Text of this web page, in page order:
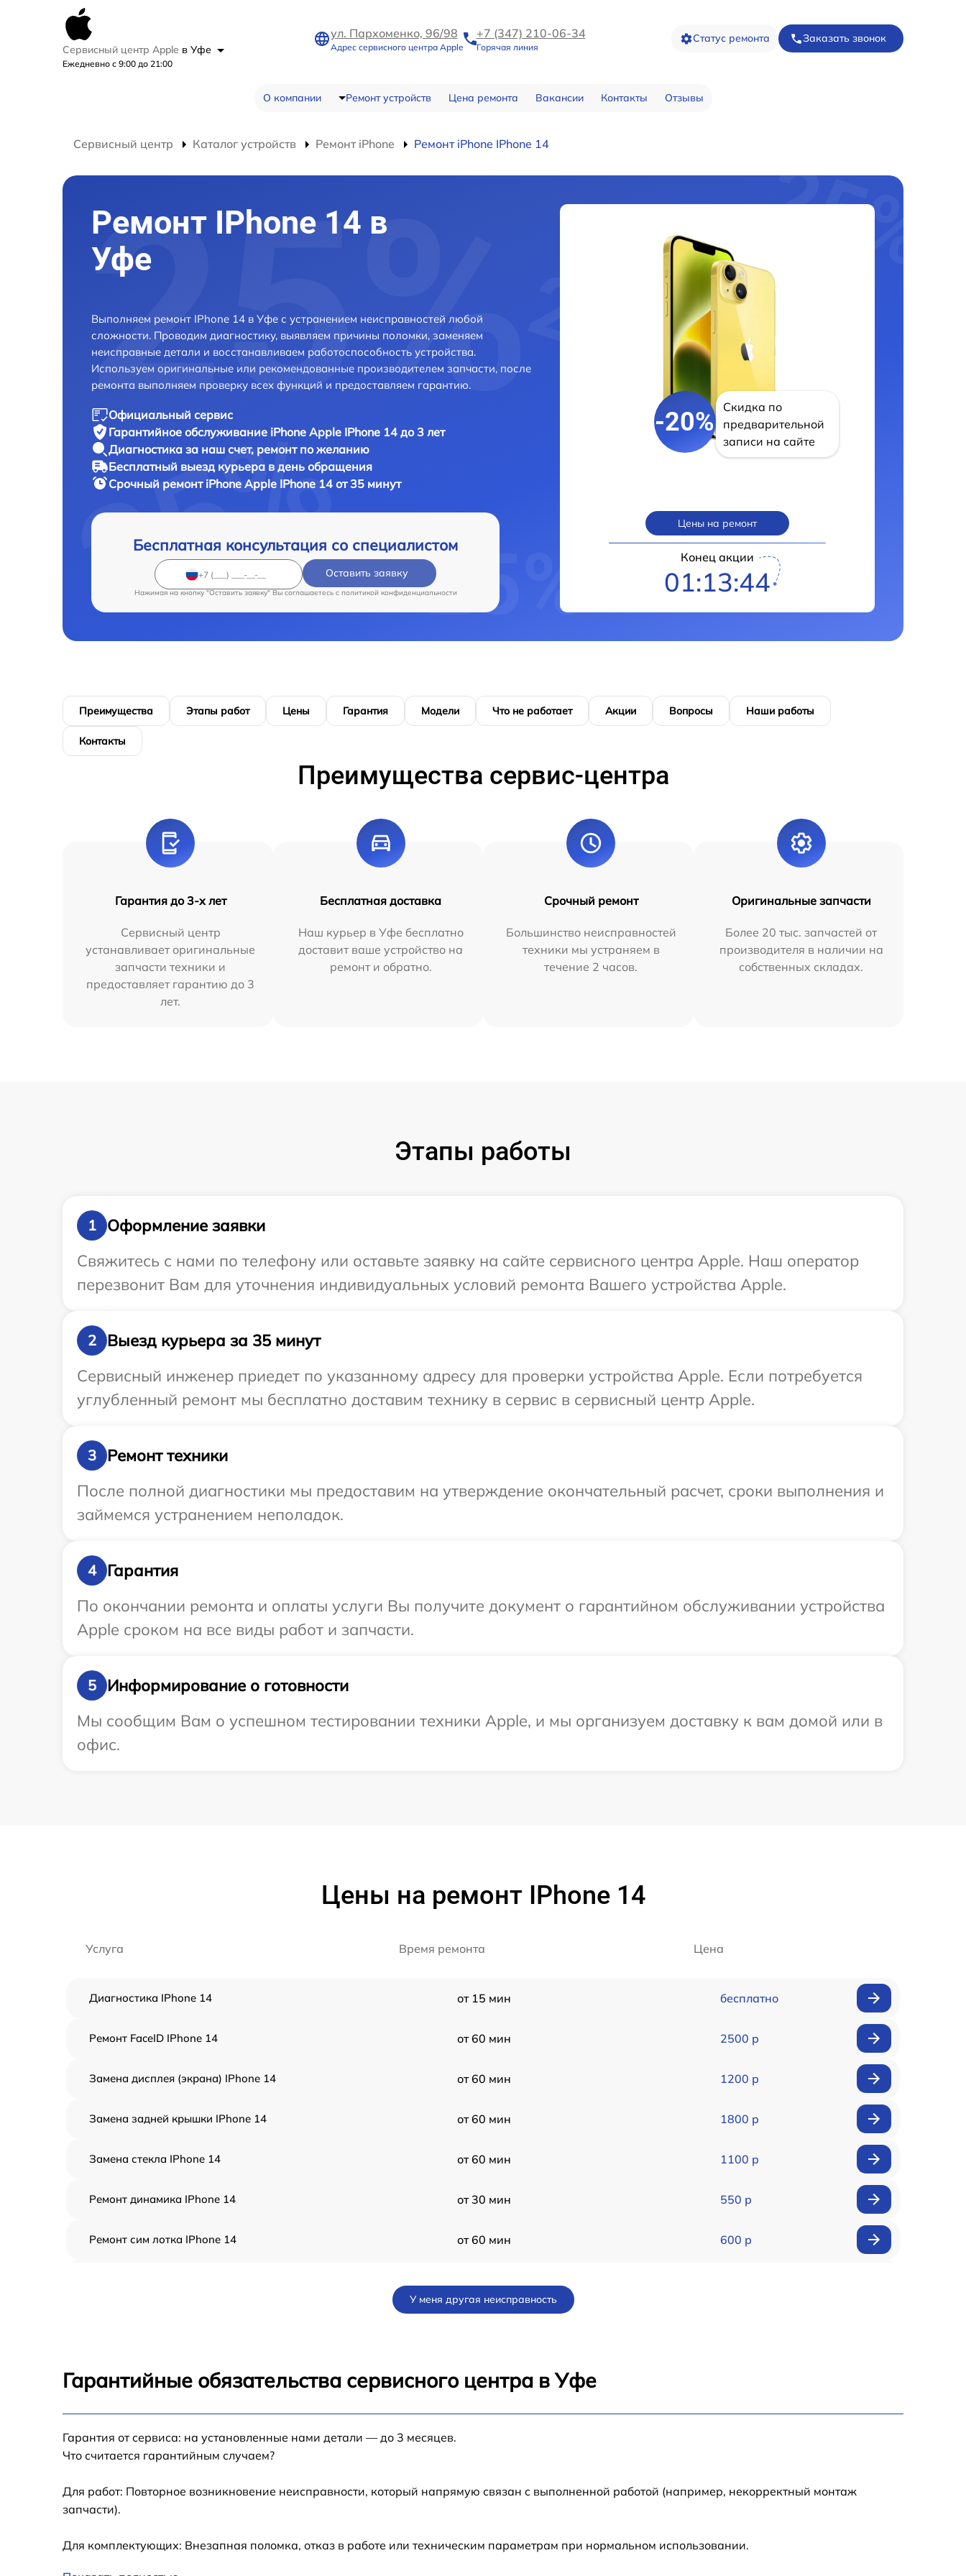
Сервисный центр Apple в Уфе
Ежедневно с 9:00 до 21:00
ул. Пархоменко, 96/98
Адрес сервисного центра Apple
+7 (347) 210-06-34
Горячая линия
Статус ремонта Заказать звонок
О компании Ремонт устройств Цена ремонта Вакансии Контакты Отзывы
Сервисный центр Каталог устройств Ремонт iPhone Ремонт iPhone IPhone 14
Ремонт IPhone 14 в
Уфе
Выполняем ремонт IPhone 14 в Уфе с устранением неисправностей любой
сложности. Проводим диагностику, выявляем причины поломки, заменяем
неисправные детали и восстанавливаем работоспособность устройства.
Используем оригинальные или рекомендованные производителем запчасти, после
ремонта выполняем проверку всех функций и предоставляем гарантию.
Официальный сервис
Гарантийное обслуживание iPhone Apple IPhone 14 до 3 лет
Диагностика за наш счет, ремонт по желанию
Бесплатный выезд курьера в день обращения
Срочный ремонт iPhone Apple IPhone 14 от 35 минут
Бесплатная консультация со специалистом
Оставить заявку
Нажимая на кнопку "Оставить заявку" Вы соглашаетесь c политикой конфиденциальности
-20%
Скидка по
предварительной
записи на сайте
Цены на ремонт
Конец акции
01:13:43
Преимущества Этапы работ Цены Гарантия Модели Что не работает Акции Вопросы Наши работы
Контакты
Преимущества сервис-центра
Гарантия до 3-х лет
Сервисный центр
устанавливает оригинальные
запчасти техники и
предоставляет гарантию до 3
лет.
Бесплатная доставка
Наш курьер в Уфе бесплатно
доставит ваше устройство на
ремонт и обратно.
Срочный ремонт
Большинство неисправностей
техники мы устраняем в
течение 2 часов.
Оригинальные запчасти
Более 20 тыс. запчастей от
производителя в наличии на
собственных складах.
Этапы работы
1
Оформление заявки
Свяжитесь с нами по телефону или оставьте заявку на сайте сервисного центра Apple. Наш оператор
перезвонит Вам для уточнения индивидуальных условий ремонта Вашего устройства Apple.
2
Выезд курьера за 35 минут
Сервисный инженер приедет по указанному адресу для проверки устройства Apple. Если потребуется
углубленный ремонт мы бесплатно доставим технику в сервис в сервисный центр Apple.
3
Ремонт техники
После полной диагностики мы предоставим на утверждение окончательный расчет, сроки выполнения и
займемся устранением неполадок.
4
Гарантия
По окончании ремонта и оплаты услуги Вы получите документ о гарантийном обслуживании устройства
Apple сроком на все виды работ и запчасти.
5
Информирование о готовности
Мы сообщим Вам о успешном тестировании техники Apple, и мы организуем доставку к вам домой или в
офис.
Цены на ремонт IPhone 14
Услуга Время ремонта Цена
Диагностика IPhone 14 от 15 мин бесплатно
Ремонт FaceID IPhone 14 от 60 мин 2500 р
Замена дисплея (экрана) IPhone 14 от 60 мин 1200 р
Замена задней крышки IPhone 14 от 60 мин 1800 р
Замена стекла IPhone 14 от 60 мин 1100 р
Ремонт динамика IPhone 14 от 30 мин 550 р
Ремонт сим лотка IPhone 14 от 60 мин 600 р
Замена стекла камеры IPhone 14
У меня другая неисправность
Гарантийные обязательства сервисного центра в Уфе
Гарантия от сервиса: на установленные нами детали — до 3 месяцев.
Что считается гарантийным случаем?
Для работ: Повторное возникновение неисправности, который напрямую связан с выполненной работой (например, некорректный монтаж
запчасти).
Для комплектующих: Внезапная поломка, отказ в работе или техническим параметрам при нормальном использовании.